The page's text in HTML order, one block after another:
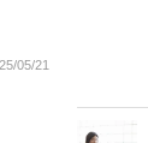
05/21